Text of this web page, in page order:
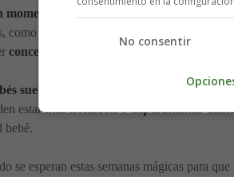
momentos clave del desarrollo del bebé,
como cuando el bebé comienza a darse
conceptos abstractos como el tiempo.
suelen ser más propensos a tener
estarmás irritables o experimentar
bebé.
se esperan estas semanas mágicas para
No consentir